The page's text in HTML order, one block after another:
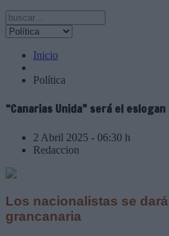
Inicio
Política
“Canarias Unida” será el
2 Abril 2025 - 06:30 h
Redaccion
Los nacionalistas se
grancanaria